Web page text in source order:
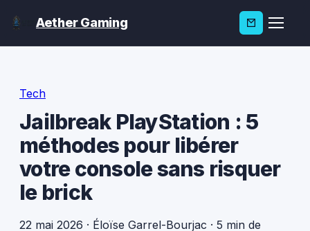
Aether Gaming
Tech
Jailbreak PlayStation : 5
méthodes pour libérer
votre console sans risquer
le brick
22 mai 2026 · Éloïse Garrel-Bourjac · 5 min de